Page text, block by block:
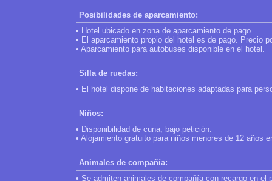
Posibilidades de aparcamiento:
• Hotel ubicado en zona de aparcamiento de pago.
• El aparcamiento propio del hotel es de pago. Precio
• Aparcamiento para autobuses disponible en el hotel.
Silla de ruedas:
• El hotel dispone de habitaciones adaptadas para
Niños:
• Disponibilidad de cuna, bajo petición.
• Alojamiento gratuito para niños menores de 12 años
Animales de compañía:
• Se admiten animales de compañía con recargo en el